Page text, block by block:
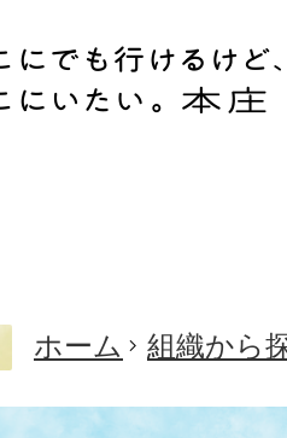
ホーム 組織から